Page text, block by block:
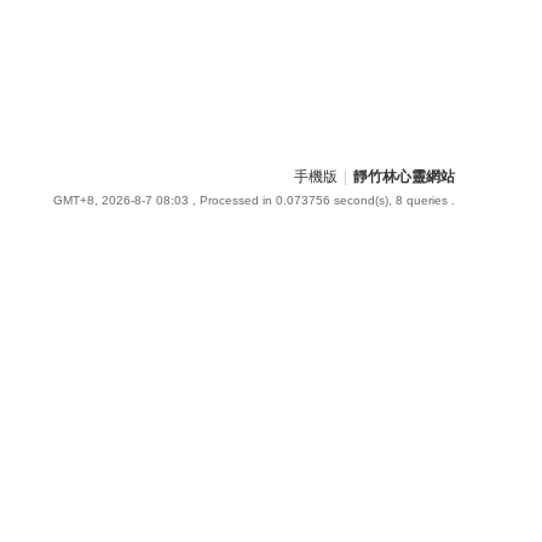
手機版 靜竹林心靈網站
GMT+8, 2026-8-7 08:03 , Processed in 0.073756 second(s), 8 queries .